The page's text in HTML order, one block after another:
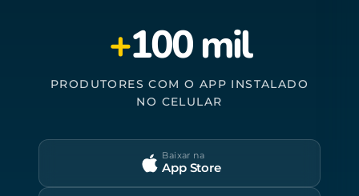
+100 mil
PRODUTORES COM O APP INSTALADO
NO CELULAR
Baixar na
App Store